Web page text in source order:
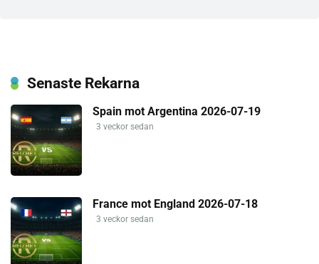
Senaste Rekarna
Spain mot Argentina 2026-07-19
3 veckor sedan
France mot England 2026-07-18
3 veckor sedan